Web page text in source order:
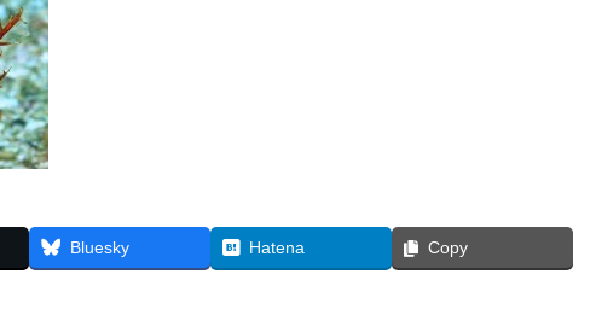
Bluesky Hatena Copy